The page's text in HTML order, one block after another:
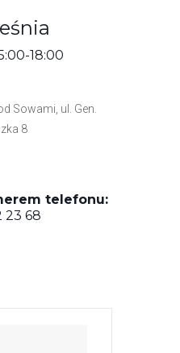
18:00
Sowami, ul. Gen.
8
telefonu:
23 68